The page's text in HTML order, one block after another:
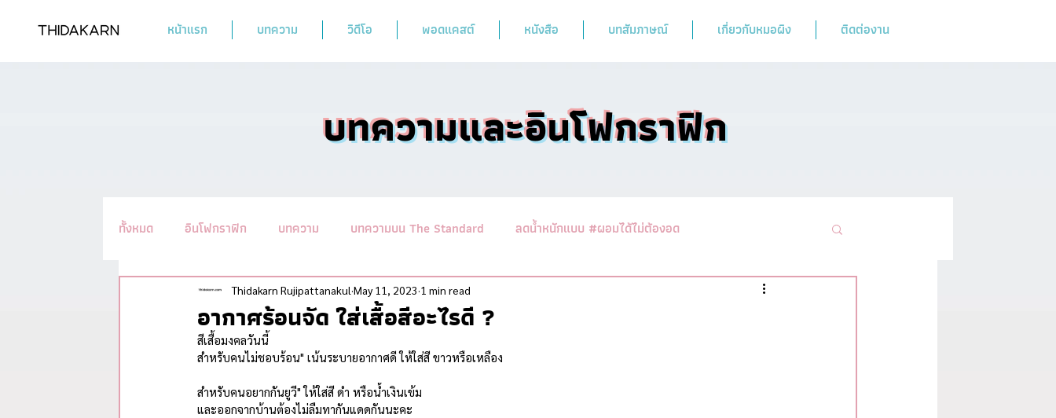
หน้าแรก บทความ วิดีโอ พอดแคสต์ หนังสือ บทสัมภาษณ์ เกี่ยวกับหมอผิง ติดต่องาน
บทความและอินโฟกราฟิก
ทั้งหมด อินโฟกราฟิก บทความ บทความบน The Standard ลดน้ำหนักแบบ #ผอมได้ไม่ต้องอด
รวมทิปชะลอวัย #อ่านแล้วYoung นานาสาระอาหารคลีน รวมบทความฮิตห้ามพลาด
รวมสรุปสาระจากพอดแคสต์
อากาศร้อนจัด ใส่เสื้อสีอะไรดี ?
Thidakarn Rujipattanakul May 11, 2023 1 min read
สีเสื้อมงคลวันนี้
สำหรับคนไม่ชอบร้อน" เน้นระบายอากาศดี ให้ใส่สี ขาวหรือเหลือง
สำหรับคนอยากกันยูวี" ให้ใส่สี ดำ หรือน้ำเงินเข้ม
และออกจากบ้านต้องไม่ลืมทากันแดดกันนะคะ